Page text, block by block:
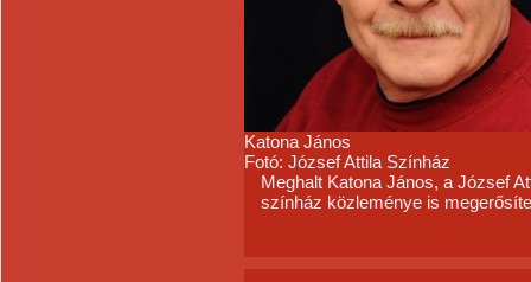
Katona János
Fotó: József Attila Színház
Meghalt Katona János, a József
színház közleménye is